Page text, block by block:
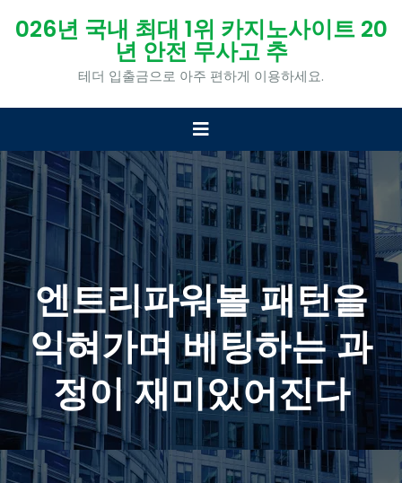
026년 국내 최대 1위 카지노사이트 20
년 안전 무사고 추
테더 입출금으로 아주 편하게 이용하세요.
엔트리파워볼 패턴을
익혀가며 베팅하는 과
정이 재미있어진다